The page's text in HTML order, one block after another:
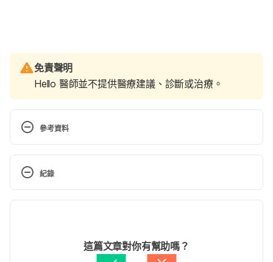
免責聲明
Hello 醫師並不提供醫療建議、診斷或治療。
參考資料
New York: Workman Publishing Company, 2009.
Print version. Page 99-133.
Accessed December 15, 2023
紀錄
張凱安 Kyle Chang
Hello 醫師
這篇文章對你有幫助嗎？